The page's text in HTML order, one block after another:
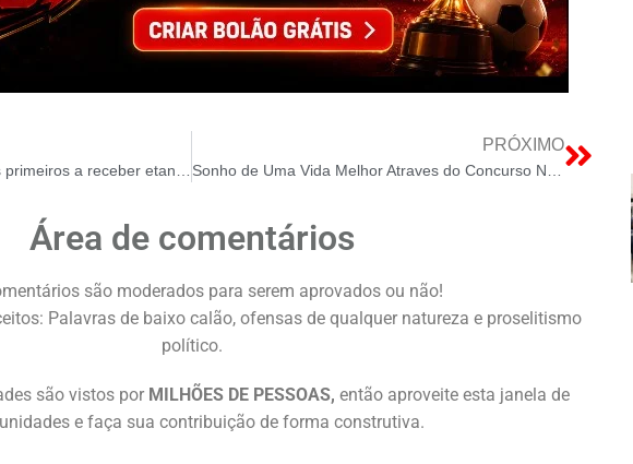
Distrito Federal foi um dos primeiros a receber etanol farmaceutico
PRÓXIMO
Sonho de Uma Vida Melhor Atraves do Concurso Nacional
Área de comentários
são moderados para serem aprovados ou não!
Palavras de baixo calão, ofensas de qualquer natureza e proselitismo
político.
são vistos por MILHÕES DE PESSOAS, então aproveite esta janela de
e faça sua contribuição de forma construtiva.